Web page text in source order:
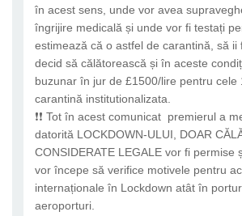
în acest sens, unde vor avea
îngrijire medicală și unde vor fi testați
estimează că o astfel de carantină, să ii
decid să călătorească și în aceste
buzunar în jur de £1500/lire pentru cele
carantină institutionalizata.
❗❗ Tot în acest comunicat premierul a
datorită LOCKDOWN-ULUI, DOAR
CONSIDERATE LEGALE vor fi permise
vor începe să verifice motivele pentru
internaționale în Lockdown atât în
aeroporturi.